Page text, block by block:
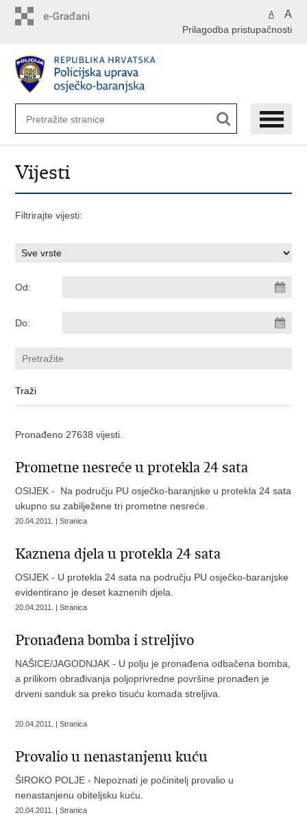
A A
Prilagodba pristupačnosti
Vijesti
Filtrirajte vijesti:
Od:
Do:
Pronađeno 27638 vijesti.
Prometne nesreće u protekla 24 sata
OSIJEK - Na području PU osječko-baranjske u protekla 24 sata
ukupno su zabilježene tri prometne nesreće.
20.04.2011. | Stranica
Kaznena djela u protekla 24 sata
OSIJEK - U protekla 24 sata na području PU osječko-baranjske
evidentirano je deset kaznenih djela.
20.04.2011. | Stranica
Pronađena bomba i streljivo
NAŠICE/JAGODNJAK - U polju je pronađena odbačena bomba,
a prilikom obrađivanja poljoprivredne površine pronađen je
drveni sanduk sa preko tisuću komada streljiva.
20.04.2011. | Stranica
Provalio u nenastanjenu kuću
ŠIROKO POLJE - Nepoznati je počinitelj provalio u
nenastanjenu obiteljsku kuću.
20.04.2011. | Stranica